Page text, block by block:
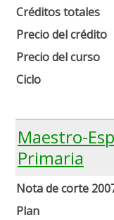
Créditos totales
Precio del crédito
Precio del curso
Ciclo
Maestro-
Primaria
Nota de corte
Plan